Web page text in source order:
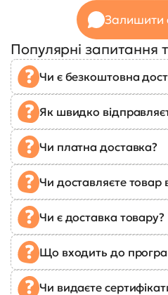
Залишити
Популярні запитання
Чи є безкоштовна
Як швидко
Чи платна доставка?
Чи доставляєте товар
Чи є доставка товару?
Що входить до
Чи видаєте